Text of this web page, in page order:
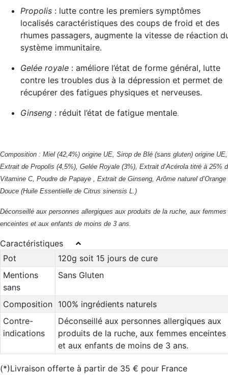
Propolis : lutte contre les premiers symptômes
localisés caractéristiques des coups de froid et des
rhumes passagers, augmente la vitesse de réaction
système immunitaire.
Gelée royale : améliore l’état de forme général, lutte
contre les troubles dus à la dépression et permet de
récupérer des fatigues physiques et nerveuses.
Ginseng : réduit l’état de fatigue mentale.
Composition : Miel (42,4%) origine UE, Sirop de Blé (sans gluten) origine UE,
Extrait de Propolis (4,5%), Gelée Royale (3%), Extrait d’Acérola titré à 25%
Vitamine C, Poudre de Papaye , Extrait de Ginseng, Arôme naturel d’Orange
Douce (Huile Essentielle de Citrus sinensis L.)
Déconseillé aux personnes allergiques aux produits de la ruche, aux femmes
enceintes et aux enfants de moins de 3 ans.
Caractéristiques
Pot
120g soit 15 jours de cure
Mentions
sans
Sans Gluten
Composition
100% ingrédients naturels
Contre-
indications
Déconseillé aux personnes allergiques aux
produits de la ruche, aux femmes enceintes
et aux enfants de moins de 3 ans.
(*)Livraison offerte à partir de 35 € pour France